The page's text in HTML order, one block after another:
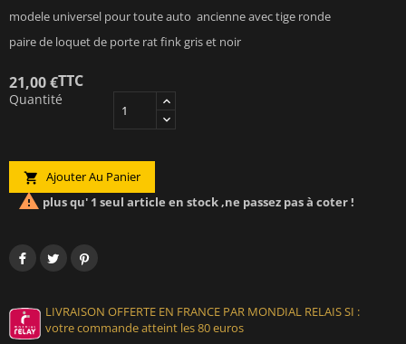
modele universel pour toute auto ancienne avec tige ronde
paire de loquet de porte rat fink gris et noir
21,00 €TTC
Quantité
 Ajouter Au Panier
 plus qu' 1 seul article en stock ,ne passez pas à coter !
LIVRAISON OFFERTE EN FRANCE PAR MONDIAL RELAIS SI :
votre commande atteint les 80 euros